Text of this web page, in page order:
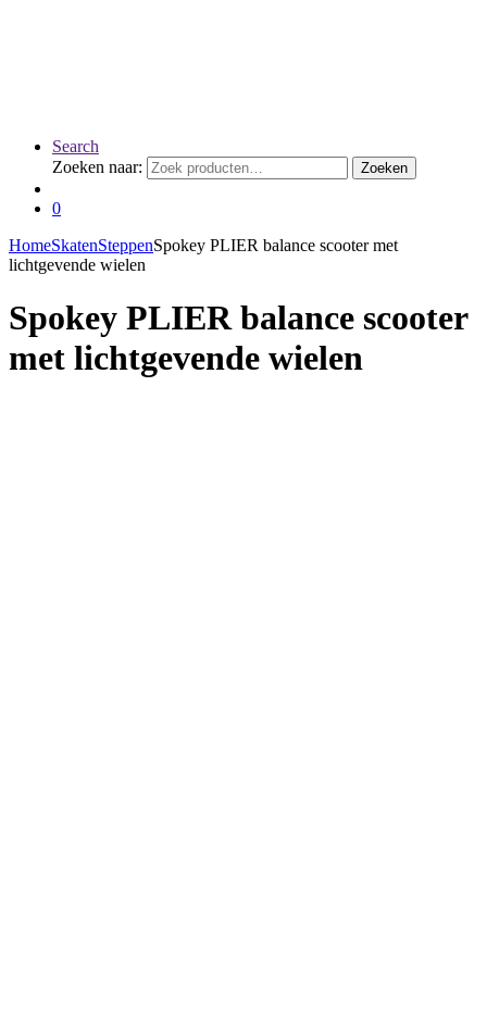
Search
Zoeken naar:
Zoeken
0
HomeSkatenSteppenSpokey PLIER balance scooter met
lichtgevende wielen
Spokey PLIER balance scooter
met lichtgevende wielen